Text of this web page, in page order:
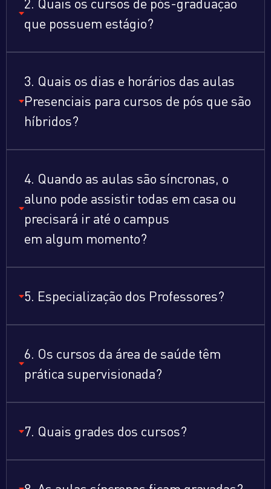
que possuem estágio?
3. Quais os dias e horários das aulas
Presenciais para cursos de pós que são
híbridos?
4. Quando as aulas são síncronas, o
aluno pode assistir todas em casa ou
precisará ir até o campus
em algum momento?
5. Especialização dos Professores?
6. Os cursos da área de saúde têm
prática supervisionada?
7. Quais grades dos cursos?